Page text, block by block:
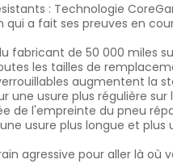
: Technologie
qui a fait ses preuves en
fabricant de 50 000 miles
les tailles de
augmentent la
une usure plus régulière sur
de l'empreinte du pneu
usure plus longue et plus
agressive pour aller là où